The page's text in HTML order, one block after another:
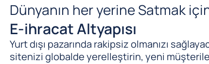
Dünyanın her yerine Satmak
E-ihracat Altyapısı
Yurt dışı pazarında rakipsiz olmanızı
sitenizi globalde yerelleştirin, yeni müşteriler